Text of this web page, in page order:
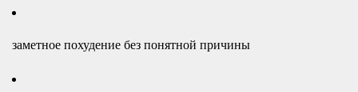
заметное похудение без понятной причины